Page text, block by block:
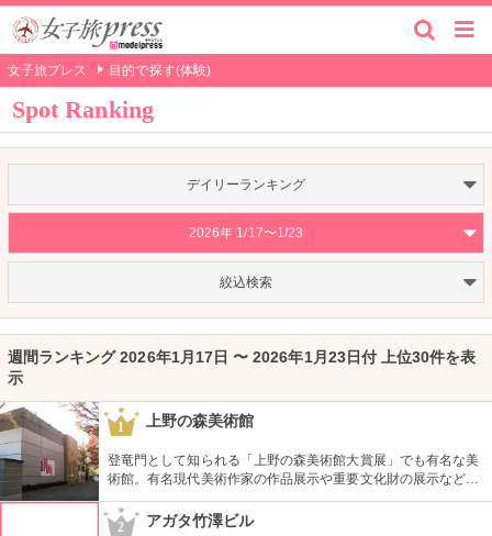
女子旅プレス 目的で探す(体験)
Spot Ranking
デイリーランキング
2026年 1/17〜1/23
絞込検索
週間ランキング 2026年1月17日 〜 2026年1月23日付 上位30件を表
示
1 上野の森美術館
登竜門として知られる「上野の森美術館大賞展」でも有名な美
術館。有名現代美術作家の作品展示や重要文化財の展示など、
話題に富んだ展示が行われている。併設されたカフェで、足を
休めるのもいかが？
2 アガタ竹澤ビル